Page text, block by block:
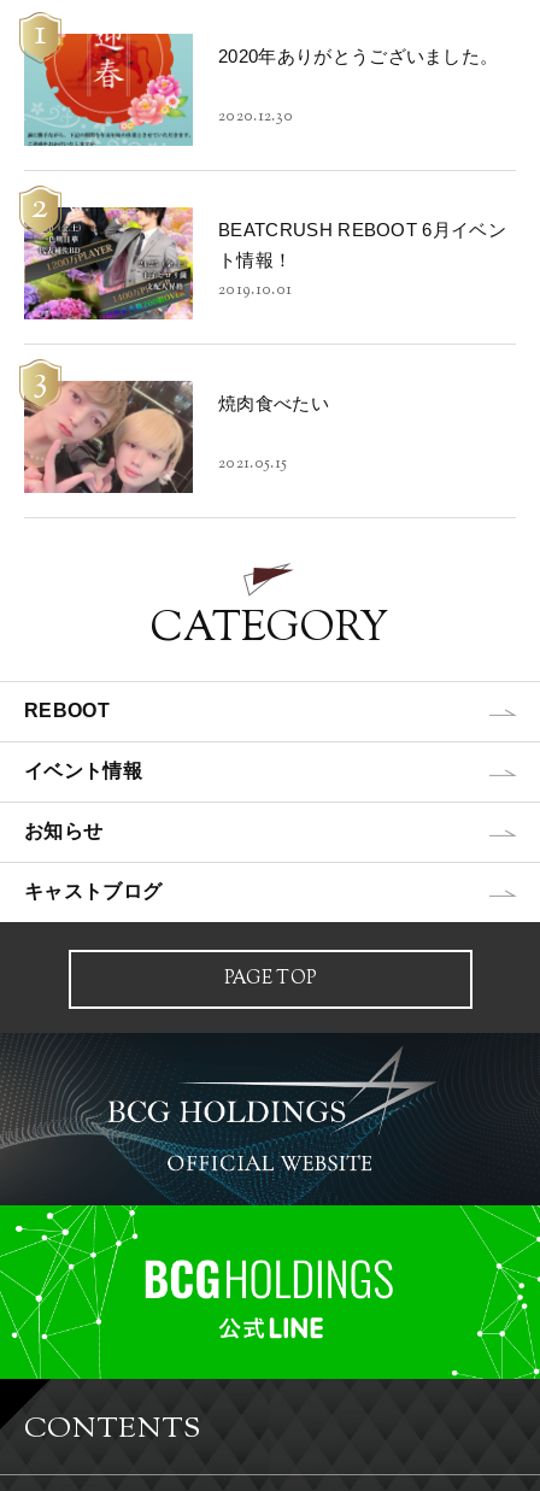
1 2020年ありがとうございました。
2020.12.30
2
BEATCRUSH REBOOT 6月イベン
ト情報！
2019.10.01
3 焼肉食べたい
2021.05.15
CATEGORY
REBOOT
イベント情報
お知らせ
キャストブログ
PAGE TOP
CONTENTS